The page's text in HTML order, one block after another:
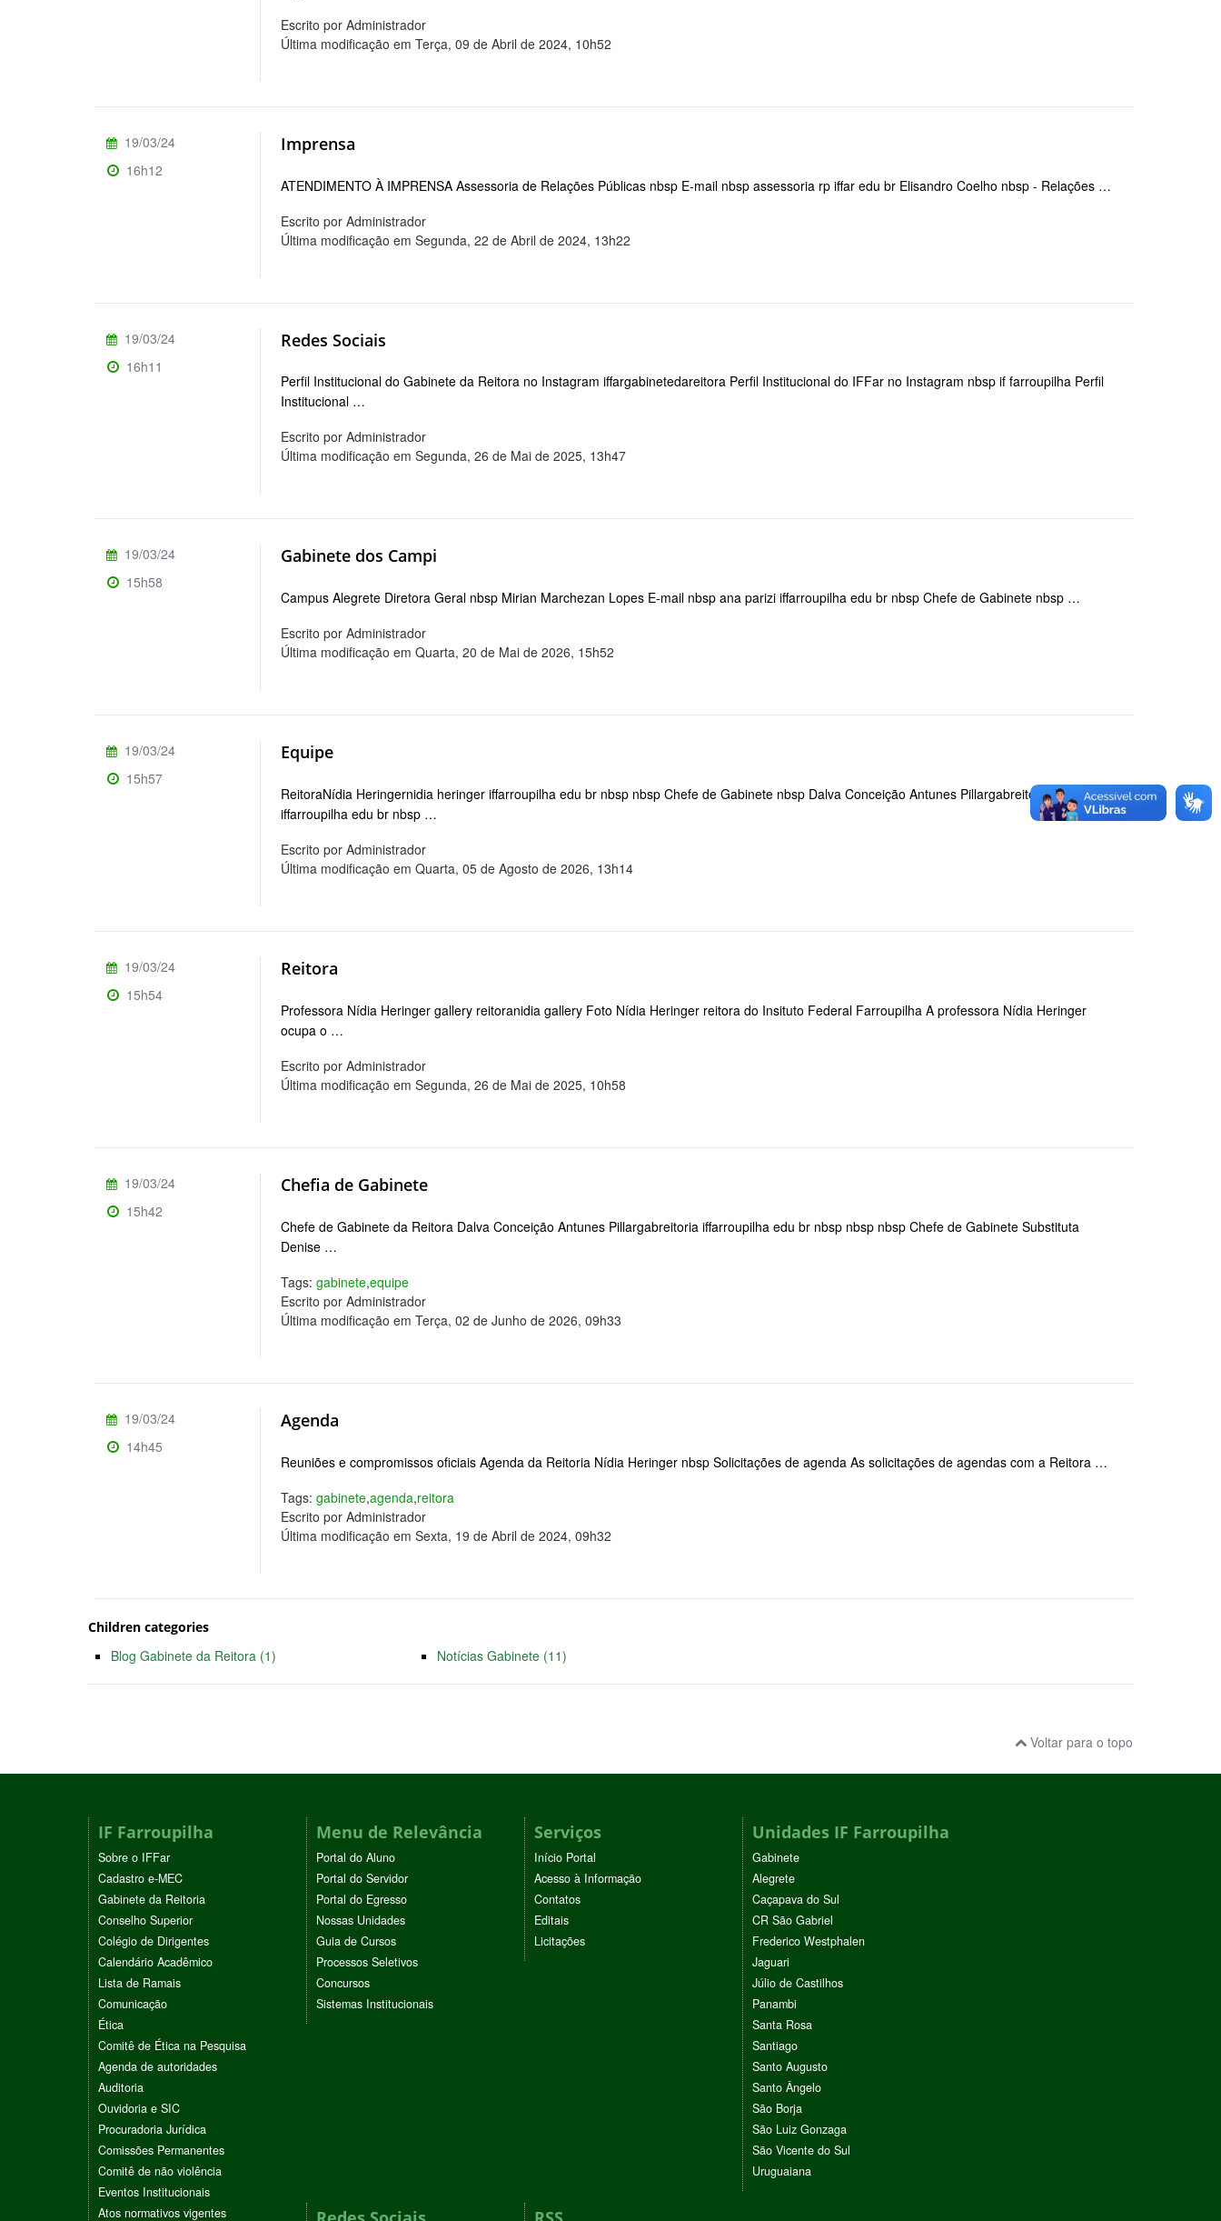
Escrito por Administrador
Última modificação em Terça, 09 de Abril de 2024, 10h52
Imprensa
ATENDIMENTO À IMPRENSA Assessoria de Relações Públicas nbsp E-mail nbsp assessoria rp iffar edu br Elisandro Coelho nbsp - Relações …
Escrito por Administrador
Última modificação em Segunda, 22 de Abril de 2024, 13h22
19/03/24
16h12
Redes Sociais
Perfil Institucional do Gabinete da Reitora no Instagram iffargabinetedareitora Perfil Institucional do IFFar no Instagram nbsp if farroupilha Perfil
Institucional …
Escrito por Administrador
Última modificação em Segunda, 26 de Mai de 2025, 13h47
19/03/24
16h11
Gabinete dos Campi
Campus Alegrete Diretora Geral nbsp Mirian Marchezan Lopes E-mail nbsp ana parizi iffarroupilha edu br nbsp Chefe de Gabinete nbsp …
Escrito por Administrador
Última modificação em Quarta, 20 de Mai de 2026, 15h52
19/03/24
15h58
Equipe
ReitoraNídia Heringernidia heringer iffarroupilha edu br nbsp nbsp Chefe de Gabinete nbsp Dalva Conceição Antunes Pillargabreitoria
iffarroupilha edu br nbsp …
Escrito por Administrador
Última modificação em Quarta, 05 de Agosto de 2026, 13h14
19/03/24
15h57
Reitora
Professora Nídia Heringer gallery reitoranidia gallery Foto Nídia Heringer reitora do Insituto Federal Farroupilha A professora Nídia Heringer
ocupa o …
Escrito por Administrador
Última modificação em Segunda, 26 de Mai de 2025, 10h58
19/03/24
15h54
Chefia de Gabinete
Chefe de Gabinete da Reitora Dalva Conceição Antunes Pillargabreitoria iffarroupilha edu br nbsp nbsp nbsp Chefe de Gabinete Substituta
Denise …
Tags:gabinete,equipe
Escrito por Administrador
Última modificação em Terça, 02 de Junho de 2026, 09h33
19/03/24
15h42
Agenda
Reuniões e compromissos oficiais Agenda da Reitoria Nídia Heringer nbsp Solicitações de agenda As solicitações de agendas com a Reitora …
Tags:gabinete,agenda,reitora
Escrito por Administrador
Última modificação em Sexta, 19 de Abril de 2024, 09h32
19/03/24
14h45
Children categories
Blog Gabinete da Reitora (1) Notícias Gabinete (11)
Voltar para o topo
IF Farroupilha
Sobre o IFFar
Cadastro e-MEC
Gabinete da Reitoria
Conselho Superior
Colégio de Dirigentes
Calendário Acadêmico
Lista de Ramais
Comunicação
Ética
Comitê de Ética na Pesquisa
Agenda de autoridades
Auditoria
Ouvidoria e SIC
Procuradoria Jurídica
Comissões Permanentes
Comitê de não violência
Eventos Institucionais
Atos normativos vigentes
Menu de Relevância
Portal do Aluno
Portal do Servidor
Portal do Egresso
Nossas Unidades
Guia de Cursos
Processos Seletivos
Concursos
Sistemas Institucionais
Serviços
Início Portal
Acesso à Informação
Contatos
Editais
Licitações
Unidades IF Farroupilha
Gabinete
Alegrete
Caçapava do Sul
CR São Gabriel
Frederico Westphalen
Jaguari
Júlio de Castilhos
Panambi
Santa Rosa
Santiago
Santo Augusto
Santo Ângelo
São Borja
São Luiz Gonzaga
São Vicente do Sul
Uruguaiana